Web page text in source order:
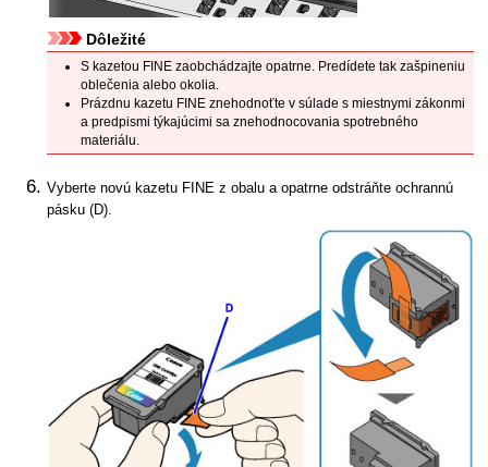
Dôležité
S kazetou FINEzaobchádzajte opatrne. Predídete tak zašpineniu
oblečenia alebo okolia.
Prázdnu kazetu FINEznehodnoťte v súlade s miestnymi zákonmi
a predpismi týkajúcimi sa znehodnocovania spotrebného
materiálu.
Vyberte novú kazetu FINE z obalu a opatrne odstráňte ochrannú
pásku (D).